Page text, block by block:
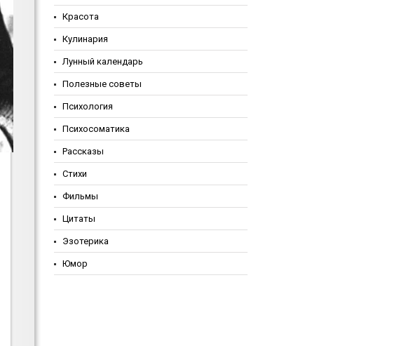
Красота
Кулинария
Лунный календарь
Полезные советы
Психология
Психосоматика
Рассказы
Стихи
Фильмы
Цитаты
Эзотерика
Юмор